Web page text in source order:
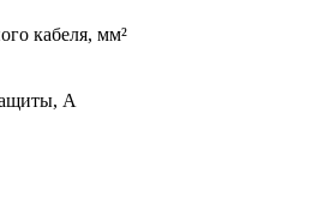
кабеля, мм²
А